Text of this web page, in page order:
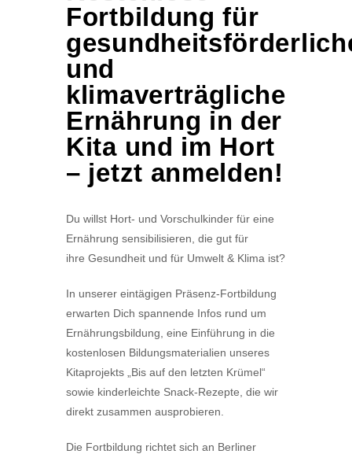
Fortbildung für
und
klimaverträgliche
Ernährung in der
Kita und im Hort
– jetzt anmelden!
Du willst Hort- und Vorschulkinder für eine
Ernährung sensibilisieren, die gut für
ihre Gesundheit und für Umwelt & Klima ist?
In unserer eintägigen Präsenz-Fortbildung
erwarten Dich spannende Infos rund um
Ernährungsbildung , eine Einführung in die
kostenlosen Bildungsmaterialien unseres
Kitaprojekts „Bis auf den letzten Krümel“
sowie kinderleichte Snack-Rezepte , die wir
direkt zusammen ausprobieren.
Die Fortbildung richtet sich an Berliner